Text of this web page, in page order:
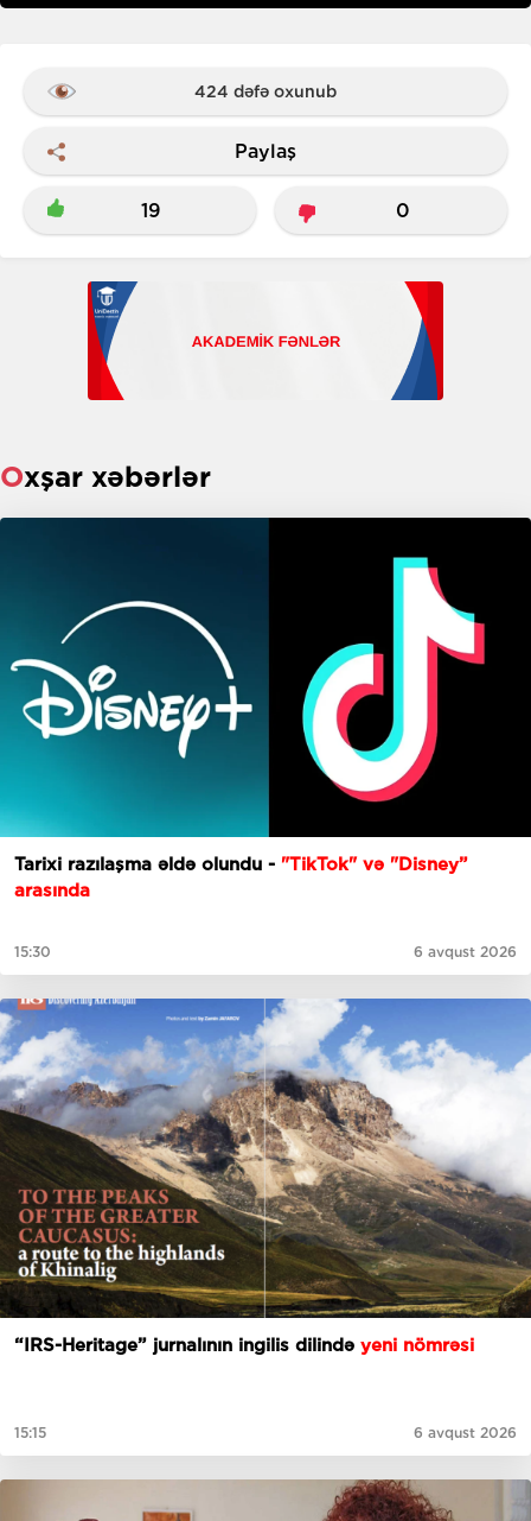
424 dəfə oxunub
Paylaş
19 0
Oxşar xəbərlər
Tarixi razılaşma əldə olundu - "TikTok" və "Disney”
arasında
15:30 6 avqust 2026
“IRS-Heritage” jurnalının ingilis dilində yeni nömrəsi
15:15 6 avqust 2026